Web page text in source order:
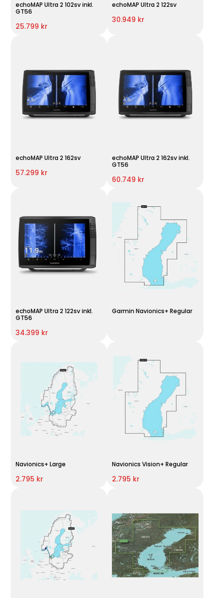
echoMAP Ultra 2 102sv inkl.
GT56
25.799 kr
echoMAP Ultra 2 122sv
30.949 kr
echoMAP Ultra 2 162sv
57.299 kr
echoMAP Ultra 2 162sv inkl.
GT56
60.749 kr
echoMAP Ultra 2 122sv inkl.
GT56
34.399 kr
Garmin Navionics+ Regular
Navionics+ Large
2.795 kr
Navionics Vision+ Regular
2.795 kr